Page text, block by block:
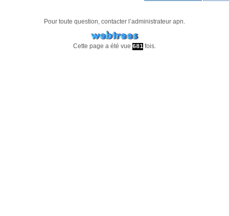
Pour toute question, contacter l’administrateur apn.
Cette page a été vue 681 fois.